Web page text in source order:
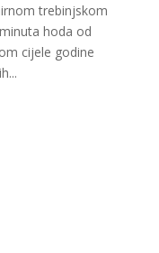
trebinjskom
hoda od
cijele godine